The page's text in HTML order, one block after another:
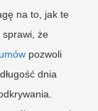
na to, jak te
sprawi, że
pozwoli
dnia